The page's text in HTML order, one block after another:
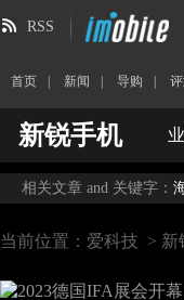
RSS
首页 新闻 导购
新锐手机
相关文章 and 关键字：
当前位置： 爱科技 > 新